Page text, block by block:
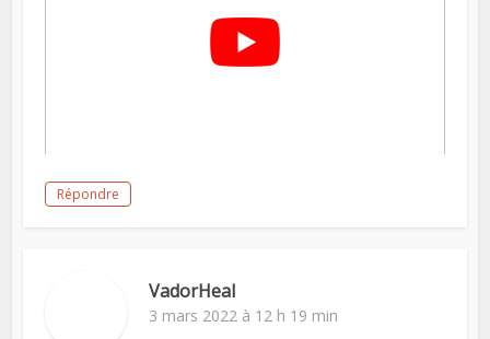
Répondre
VadorHeal
3 mars 2022 à 12 h 19 min